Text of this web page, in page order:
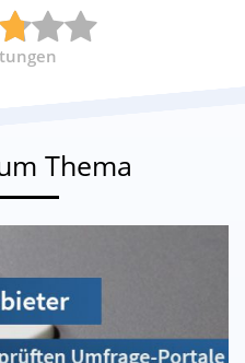
Thema